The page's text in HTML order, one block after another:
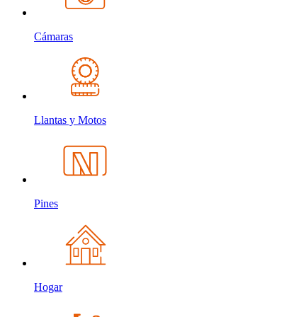
Cámaras
Llantas y Motos
Pines
Hogar